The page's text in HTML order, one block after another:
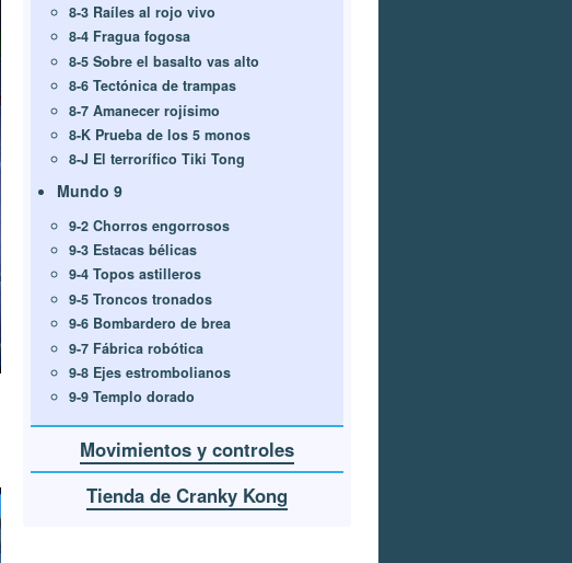
8-3 Raíles al rojo vivo
8-4 Fragua fogosa
8-5 Sobre el basalto vas alto
8-6 Tectónica de trampas
8-7 Amanecer rojísimo
8-K Prueba de los 5 monos
8-J El terrorífico Tiki Tong
Mundo 9
9-2 Chorros engorrosos
9-3 Estacas bélicas
9-4 Topos astilleros
9-5 Troncos tronados
9-6 Bombardero de brea
9-7 Fábrica robótica
9-8 Ejes estrombolianos
9-9 Templo dorado
Movimientos y controles
Tienda de Cranky Kong